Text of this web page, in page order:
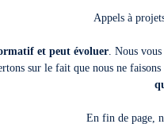
Appels à
et peut évoluer. Nous vous
sur le fait que nous ne faisons
En fin de page,